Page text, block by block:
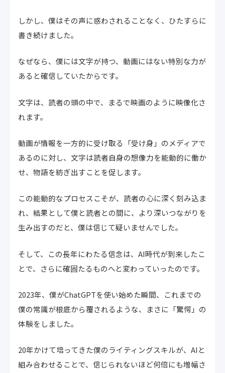
しかし、僕はその声に惑わされることなく、ひたすらに
書き続けました。
なぜなら、僕には文字が持つ、動画にはない特別な力が
あると確信していたからです。
文字は、読者の頭の中で、まるで映画のように映像化さ
れます。
動画が情報を一方的に受け取る「受け身」のメディアで
あるのに対し、文字は読者自身の想像力を能動的に働か
せ、物語を紡ぎ出すことを促します。
この能動的なプロセスこそが、読者の心に深く刻み込ま
れ、結果として僕と読者との間に、より深いつながりを
生み出すのだと、僕は信じて疑いませんでした。
そして、この長年にわたる信念は、AI時代が到来したこ
とで、さらに確固たるものへと変わっていったのです。
2023年、僕がChatGPTを使い始めた瞬間、これまでの
僕の常識が根底から覆されるような、まさに「驚愕」の
体験をしました。
20年かけて培ってきた僕のライティングスキルが、AIと
組み合わせることで、信じられないほど何倍にも増幅さ